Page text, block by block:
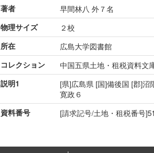
著者 早間林八 外７名
物理サイズ ２校
所在 広島大学図書館
コレクション 中国五県土地・租税資料文
説明1
[県]広島県 [国]備後国 [郡]
寛政６
資料番号 [請求記号/土地・租税番号